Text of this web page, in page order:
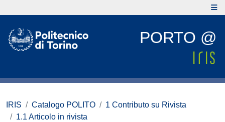
PORTO @
IRIS Catalogo POLITO
1 Contributo su Rivista
1.1 Articolo in rivista